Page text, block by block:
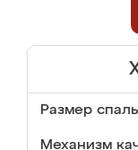
Размер
Механизм